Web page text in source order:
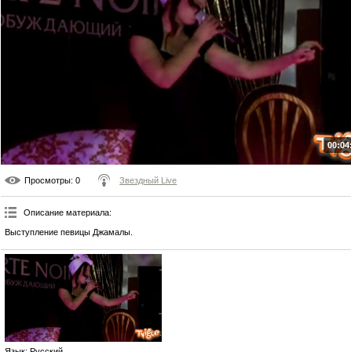
Просмотры: 0 Звездный Live
Описание материала:
Выступление певицы Джамалы.